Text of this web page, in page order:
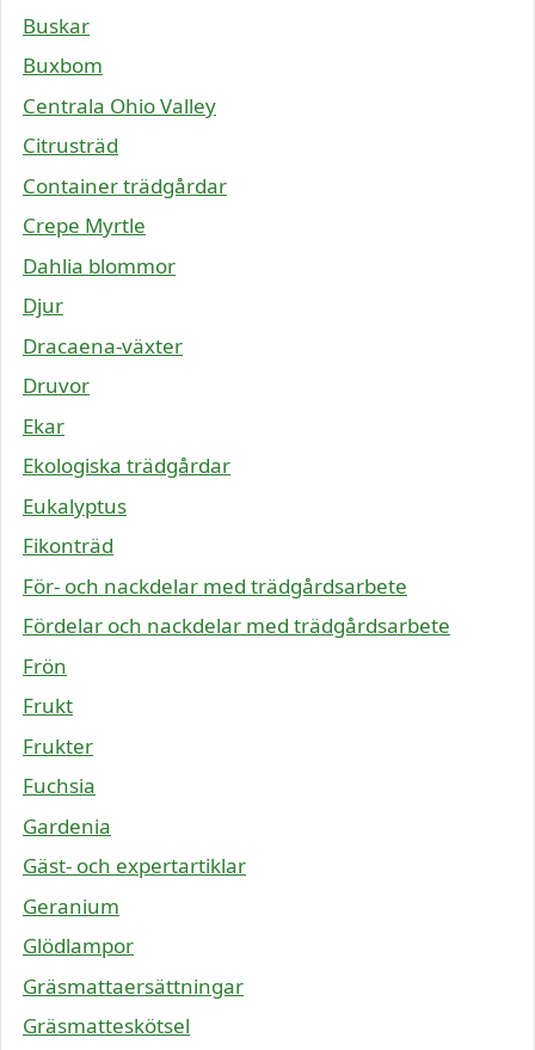
Buskar
Buxbom
Centrala Ohio Valley
Citrusträd
Container trädgårdar
Crepe Myrtle
Dahlia blommor
Djur
Dracaena-växter
Druvor
Ekar
Ekologiska trädgårdar
Eukalyptus
Fikonträd
För- och nackdelar med trädgårdsarbete
Fördelar och nackdelar med trädgårdsarbete
Frön
Frukt
Frukter
Fuchsia
Gardenia
Gäst- och expertartiklar
Geranium
Glödlampor
Gräsmattaersättningar
Gräsmatteskötsel